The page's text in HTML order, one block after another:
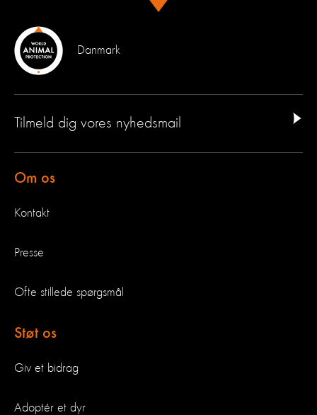
Danmark
Tilmeld dig vores nyhedsmail
Om os
Kontakt
Presse
Ofte stillede spørgsmål
Støt os
Giv et bidrag
Adoptér et dyr